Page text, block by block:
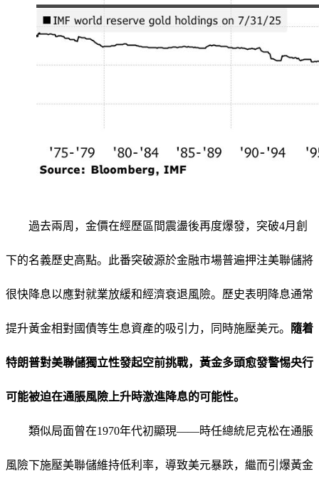
過去兩周，金價在經歷區間震盪後再度爆發，突破4月創
下的名義歷史高點。此番突破源於金融市場普遍押注美聯儲將
很快降息以應對就業放緩和經濟衰退風險。歷史表明降息通常
提升黃金相對國債等生息資產的吸引力，同時施壓美元。 隨着
特朗普對美聯儲獨立性發起空前挑戰，黃金多頭愈發警惕央行
可能被迫在通脹風險上升時激進降息的可能性。
類似局面曾在1970年代初顯現——時任總統尼克松在通脹
風險下施壓美聯儲維持低利率，導致美元暴跌，繼而引爆黃金